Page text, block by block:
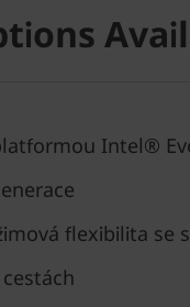
Intel®
flexibilita se